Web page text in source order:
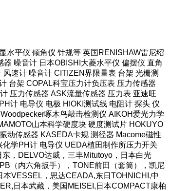
水平仪 倾角仪 针规等 英国RENISHAW雷尼绍
噪音计 日本OBISHI大菱水平仪 偏摆仪 直角
速计 噪音计 CITIZEN界限量表 台架 光栅测
台架 COPAL科宝压力计负压表 压力传感器
压力传感器 ASK流量传感器 压力表 亚速旺
计 电导仪 电极 HIOKI测试线 电阻计 探头 仪
啄木鸟敲击检测仪 AIKOH爱光力学
山本科学硬度块 硬度测试片 HOKUYO
动传感器 KASEDA卡规 测径器 Macome磁性
学PH计 电导仪 UEDA植田制作所压力开关
，DELVO达威，三丰Mitutoyo，日本白光
（内六角扳手），TONE前田（套筒），凯尼
VESSEL，思达CEADA,东日TOHNICHI,中
日本武藏，美国MEISEI,日本COMPACT康柏